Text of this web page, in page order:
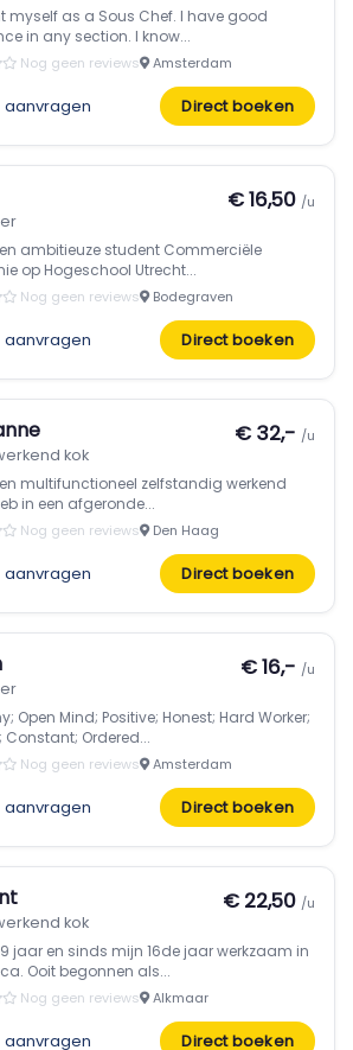
myself as a Sous Chef. I have good
in any section. I know...
Nog geen reviews Amsterdam
aanvragen Direct boeken
€ 16,50 /u
ambitieuze student Commerciële
op Hogeschool Utrecht...
Nog geen reviews Bodegraven
aanvragen Direct boeken
kok
€ 32,- /u
multifunctioneel zelfstandig werkend
in een afgeronde...
Nog geen reviews Den Haag
aanvragen Direct boeken
€ 16,- /u
Open Mind; Positive; Honest; Hard Worker;
Constant; Ordered...
Nog geen reviews Amsterdam
aanvragen Direct boeken
kok
€ 22,50 /u
jaar en sinds mijn 16de jaar werkzaam in
Ooit begonnen als...
Nog geen reviews Alkmaar
aanvragen Direct boeken